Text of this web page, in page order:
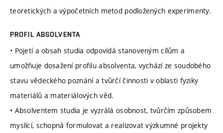
teoretických a výpočetních metod podložených experimenty.
PROFIL ABSOLVENTA
• Pojetí a obsah studia odpovídá stanoveným cílům a
umožňuje dosažení profilu absolventa, vychází ze soudobého
stavu vědeckého poznání a tvůrčí činnosti v oblasti fyziky
materiálů a materiálových věd.
• Absolventem studia je vyzrálá osobnost, tvůrčím způsobem
myslící, schopná formulovat a realizovat výzkumné projekty